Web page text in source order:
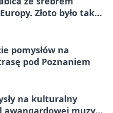
Złoto było tak
pomysłów na
pod Poznaniem
na kulturalny